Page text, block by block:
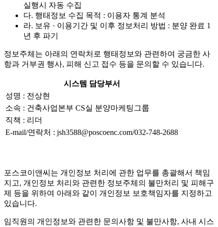
실행시 자동 수집
다. 행태정보 수집 목적 : 이용자 통계 분석
라. 보유 · 이용기간 및 이후 정보처리 방법 : 분양 완료 1
년 후 파기
정보주체는 아래의 연락처로 행태정보와 관련하여 궁금한 사
항과 거부권 행사, 피해 신고 접수 등을 문의할 수 있습니다.
시스템 담당부서
성명 : 전상현
소속 : 건축사업본부 CS실 분양마케팅그룹
직책 : 리더
E-mail/연락처 : jsh3588@poscoenc.com/032-748-2688
포스코이앤씨는 개인정보 처리에 관한 업무를 총괄해서 책임
지고, 개인정보 처리와 관련한 정보주체의 불만처리 및 피해구
제 등을 위하여 아래와 같이 개인정보 보호책임자를 지정하고
있습니다.
임직원의 개인정보와 관련한 문의사항 및 불만사항, 사내 시스